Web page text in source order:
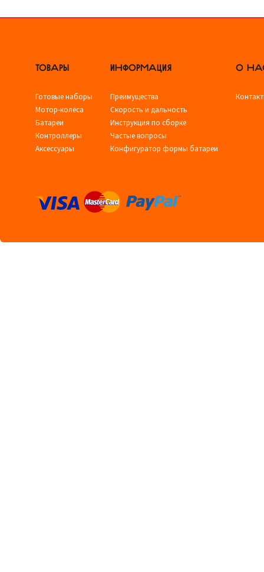
ТОВАРЫ
Готовые наборы
Мотор-колёса
Батареи
Контроллеры
Аксессуары
ИНФОРМАЦИЯ
Преимущества
Скорость и дальность
Инструкция по сборке
Частые вопросы
Конфигуратор формы батареи
О